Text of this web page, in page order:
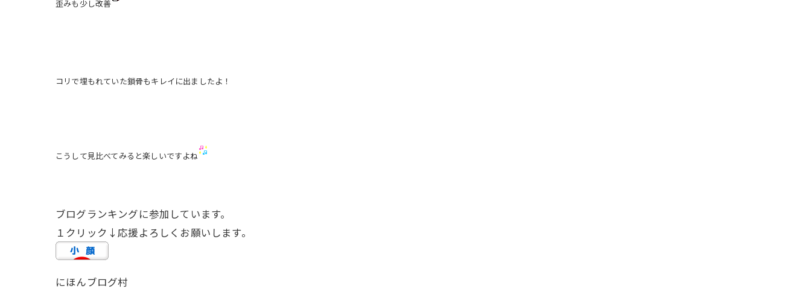
歪みも少し改善
コリで埋もれていた鎖骨もキレイに出ましたよ！
こうして見比べてみると楽しいですよね
ブログランキングに参加しています。
１クリック↓応援よろしくお願いします。
にほんブログ村